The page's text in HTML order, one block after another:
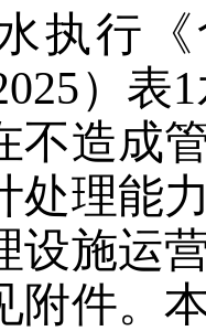
执行
） 表1
不造成
处理能
设施运
附件。